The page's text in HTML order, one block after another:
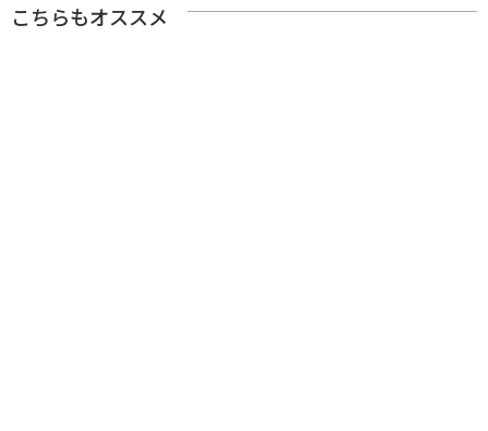
こちらもオススメ